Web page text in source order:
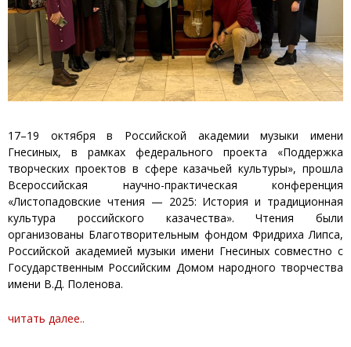
17–19 октября в Российской академии музыки имени
Гнесиных, в рамках федерального проекта «Поддержка
творческих проектов в сфере казачьей культуры», прошла
Всероссийская научно-практическая конференция
«Листопадовские чтения — 2025: История и традиционная
культура российского казачества». Чтения были
организованы Благотворительным фондом Фридриха Липса,
Российской академией музыки имени Гнесиных совместно с
Государственным Российским Домом народного творчества
имени В.Д. Поленова.
читать далее..